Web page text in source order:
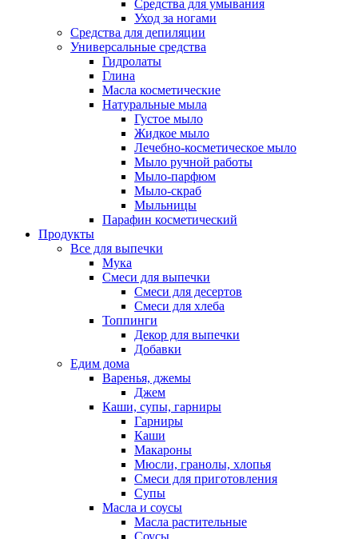
Средства для умывания
Уход за ногами
Средства для депиляции
Универсальные средства
Гидролаты
Глина
Масла косметические
Натуральные мыла
Густое мыло
Жидкое мыло
Лечебно-косметическое мыло
Мыло ручной работы
Мыло-парфюм
Мыло-скраб
Мыльницы
Парафин косметический
Продукты
Все для выпечки
Мука
Смеси для выпечки
Смеси для десертов
Смеси для хлеба
Топпинги
Декор для выпечки
Добавки
Едим дома
Варенья, джемы
Джем
Каши, супы, гарниры
Гарниры
Каши
Макароны
Мюсли, гранолы, хлопья
Смеси для приготовления
Супы
Масла и соусы
Масла растительные
Соусы